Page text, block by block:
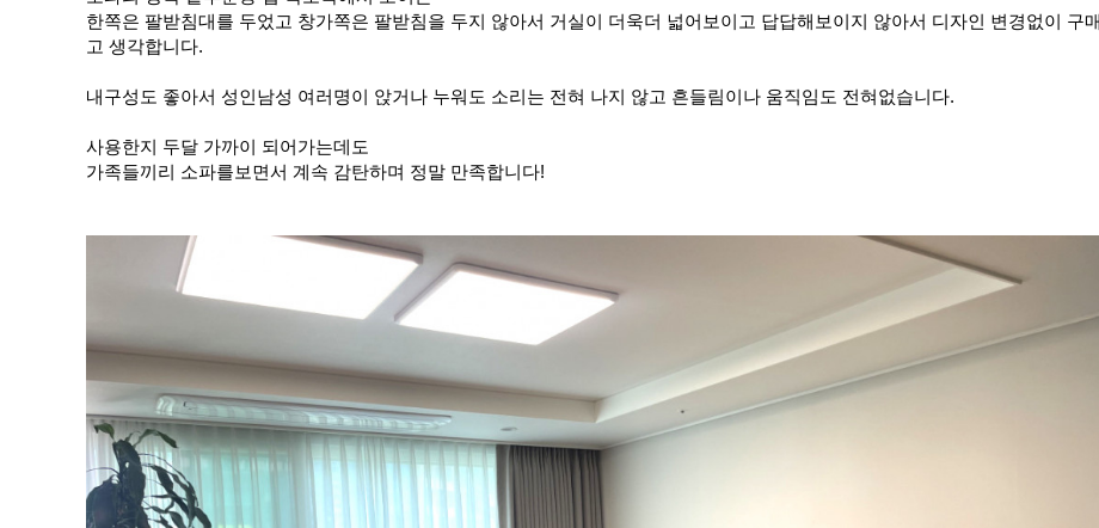
한쪽은 팔받침대를 두었고 창가쪽은 팔받침을 두지 않아서 거실이 더욱더 넓어보이고 답답해보이지 않아서 디자인 변경없이 구
고 생각합니다.
내구성도 좋아서 성인남성 여러명이 앉거나 누워도 소리는 전혀 나지 않고 흔들림이나 움직임도 전혀없습니다.
사용한지 두달 가까이 되어가는데도
가족들끼리 소파를보면서 계속 감탄하며 정말 만족합니다!